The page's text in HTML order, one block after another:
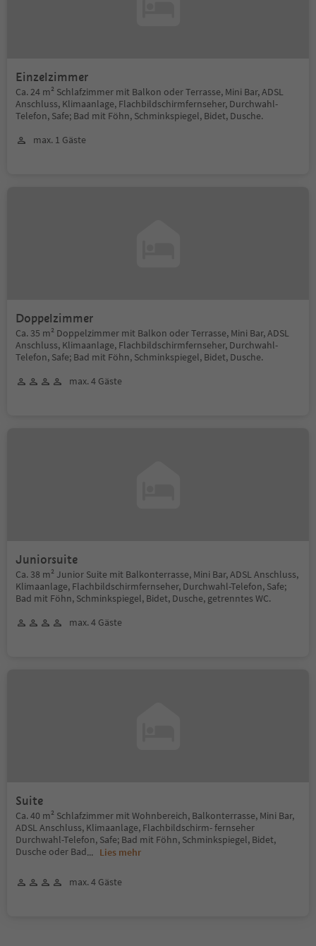
Einzelzimmer
Ca. 24 m² Schlafzimmer mit Balkon oder Terrasse, Mini Bar, ADSL
Anschluss, Klimaanlage, Flachbildschirmfernseher, Durchwahl-
Telefon, Safe; Bad mit Föhn, Schminkspiegel, Bidet, Dusche.
max. 1 Gäste
Doppelzimmer
Ca. 35 m² Doppelzimmer mit Balkon oder Terrasse, Mini Bar, ADSL
Anschluss, Klimaanlage, Flachbildschirmfernseher, Durchwahl-
Telefon, Safe; Bad mit Föhn, Schminkspiegel, Bidet, Dusche.
max. 4 Gäste
Juniorsuite
Ca. 38 m² Junior Suite mit Balkonterrasse, Mini Bar, ADSL Anschluss,
Klimaanlage, Flachbildschirmfernseher, Durchwahl-Telefon, Safe;
Bad mit Föhn, Schminkspiegel, Bidet, Dusche, getrenntes WC.
max. 4 Gäste
Suite
Ca. 40 m² Schlafzimmer mit Wohnbereich, Balkonterrasse, Mini Bar,
ADSL Anschluss, Klimaanlage, Flachbildschirm- fernseher
Durchwahl-Telefon, Safe; Bad mit Föhn, Schminkspiegel, Bidet,
Dusche oder Bad... Lies mehr
max. 4 Gäste